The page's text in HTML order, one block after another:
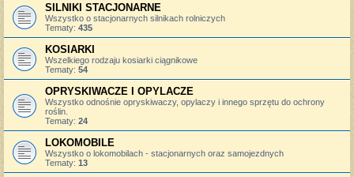
SILNIKI STACJONARNE
Wszystko o stacjonarnych silnikach rolniczych
Tematy: 435
KOSIARKI
Wszelkiego rodzaju kosiarki ciągnikowe
Tematy: 54
OPRYSKIWACZE I OPYLACZE
Wszystko odnośnie opryskiwaczy, opylaczy i innego sprzętu do ochrony
roślin.
Tematy: 24
LOKOMOBILE
Wszystko o lokomobilach - stacjonarnych oraz samojezdnych
Tematy: 13